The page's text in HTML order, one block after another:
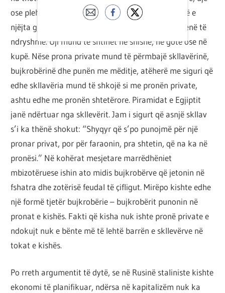
ose plehra. Meqenëse ena dhe përmbajtja nuk janë e
njëjta gjë, e njëjta përmbajtje mund të shtihet në enë të
ndryshme. Uji mund të shtihet në shishe, në gotë ose në
kupë. Nëse prona private mund të përmbajë skllavërinë,
bujkrobërinë dhe punën me mëditje, atëherë me siguri që
edhe skllavëria mund të shkojë si me pronën private,
ashtu edhe me pronën shtetërore. Piramidat e Egjiptit
janë ndërtuar nga skllevërit. Jam i sigurt që asnjë skllav
s’i ka thënë shokut: “Shyqyr që s’po punojmë për një
pronar privat, por për faraonin, pra shtetin, që na ka në
pronësi.” Në kohërat mesjetare marrëdhëniet
mbizotëruese ishin ato midis bujkrobërve që jetonin në
fshatra dhe zotërisë feudal të çifligut. Mirëpo kishte edhe
një formë tjetër bujkrobërie – bujkrobërit punonin në
pronat e kishës. Fakti që kisha nuk ishte pronë private e
ndokujt nuk e bënte më të lehtë barrën e skllevërve në
tokat e kishës.
Po rreth argumentit të dytë, se në Rusinë staliniste kishte
ekonomi të planifikuar, ndërsa në kapitalizëm nuk ka